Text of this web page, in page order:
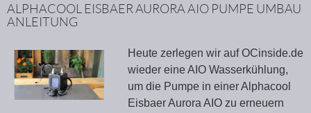
ALPHACOOL EISBAER AURORA AIO PUMPE UMBAU
ANLEITUNG
Heute zerlegen wir auf OCinside.de
wieder eine AIO Wasserkühlung,
um die Pumpe in einer Alphacool
Eisbaer Aurora AIO zu erneuern